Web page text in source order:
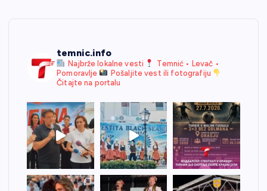
temnic.info
Najbrže lokalne vesti
Temnić • Levač •
Pomoravlje
Pošaljite vest ili fotografiju
Čitajte na portalu